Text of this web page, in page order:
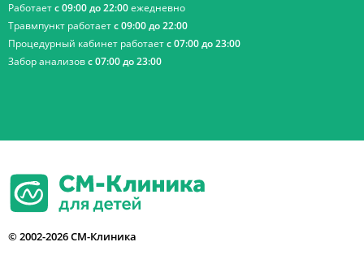
Работаетс 09:00 до 22:00ежедневно
Травмпункт работаетс 09:00 до 22:00
Процедурный кабинет работаетс 07:00 до 23:00
Забор анализовс 07:00 до 23:00
© 2002-2026 СМ-Клиника